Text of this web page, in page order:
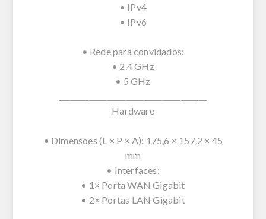
• IPv4
• IPv6
• Rede para convidados:
• 2.4 GHz
• 5 GHz
Hardware
• Dimensões (L × P × A): 175,6 × 157,2 × 45
mm
• Interfaces:
• 1× Porta WAN Gigabit
• 2× Portas LAN Gigabit